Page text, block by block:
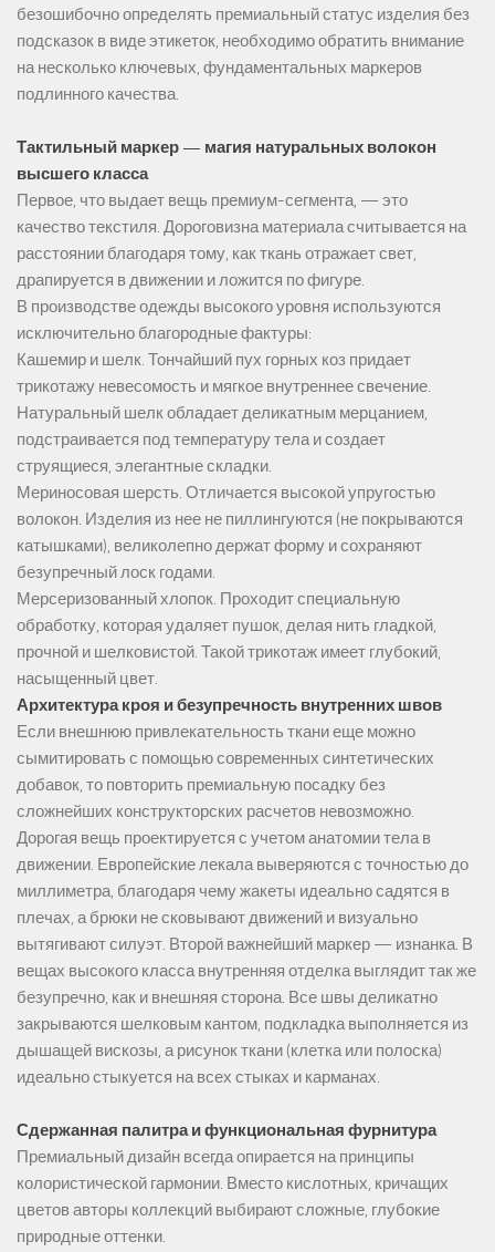
безошибочно определять премиальный статус изделия без
подсказок в виде этикеток, необходимо обратить внимание
на несколько ключевых, фундаментальных маркеров
подлинного качества.
Тактильный маркер — магия натуральных волокон
высшего класса
Первое, что выдает вещь премиум-сегмента, — это
качество текстиля. Дороговизна материала считывается на
расстоянии благодаря тому, как ткань отражает свет,
драпируется в движении и ложится по фигуре.
В производстве одежды высокого уровня используются
исключительно благородные фактуры:
Кашемир и шелк. Тончайший пух горных коз придает
трикотажу невесомость и мягкое внутреннее свечение.
Натуральный шелк обладает деликатным мерцанием,
подстраивается под температуру тела и создает
струящиеся, элегантные складки.
Мериносовая шерсть. Отличается высокой упругостью
волокон. Изделия из нее не пиллингуются (не покрываются
катышками), великолепно держат форму и сохраняют
безупречный лоск годами.
Мерсеризованный хлопок. Проходит специальную
обработку, которая удаляет пушок, делая нить гладкой,
прочной и шелковистой. Такой трикотаж имеет глубокий,
насыщенный цвет.
Архитектура кроя и безупречность внутренних швов
Если внешнюю привлекательность ткани еще можно
сымитировать с помощью современных синтетических
добавок, то повторить премиальную посадку без
сложнейших конструкторских расчетов невозможно.
Дорогая вещь проектируется с учетом анатомии тела в
движении. Европейские лекала выверяются с точностью до
миллиметра, благодаря чему жакеты идеально садятся в
плечах, а брюки не сковывают движений и визуально
вытягивают силуэт. Второй важнейший маркер — изнанка. В
вещах высокого класса внутренняя отделка выглядит так же
безупречно, как и внешняя сторона. Все швы деликатно
закрываются шелковым кантом, подкладка выполняется из
дышащей вискозы, а рисунок ткани (клетка или полоска)
идеально стыкуется на всех стыках и карманах.
Сдержанная палитра и функциональная фурнитура
Премиальный дизайн всегда опирается на принципы
колористической гармонии. Вместо кислотных, кричащих
цветов авторы коллекций выбирают сложные, глубокие
природные оттенки.